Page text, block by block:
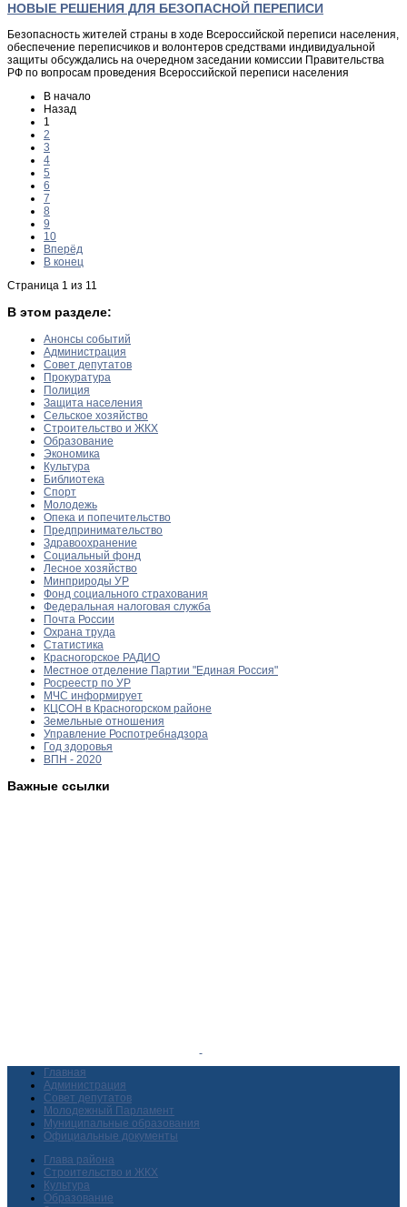
НОВЫЕ РЕШЕНИЯ ДЛЯ БЕЗОПАСНОЙ ПЕРЕПИСИ
Безопасность жителей страны в ходе Всероссийской переписи населения,
обеспечение переписчиков и волонтеров средствами индивидуальной
защиты обсуждались на очередном заседании комиссии Правительства
РФ по вопросам проведения Всероссийской переписи населения
В начало
Назад
1
2
3
4
5
6
7
8
9
10
Вперёд
В конец
Страница 1 из 11
В этом разделе:
Анонсы событий
Администрация
Совет депутатов
Прокуратура
Полиция
Защита населения
Сельское хозяйство
Строительство и ЖКХ
Образование
Экономика
Культура
Библиотека
Спорт
Молодежь
Опека и попечительство
Предпринимательство
Здравоохранение
Социальный фонд
Лесное хозяйство
Минприроды УР
Фонд социального страхования
Федеральная налоговая служба
Почта России
Охрана труда
Статистика
Красногорское РАДИО
Местное отделение Партии "Единая Россия"
Росреестр по УР
МЧС информирует
КЦСОН в Красногорском районе
Земельные отношения
Управление Роспотребнадзора
Год здоровья
ВПН - 2020
Важные ссылки
Главная
Администрация
Совет депутатов
Молодежный Парламент
Муниципальные образования
Официальные документы
Глава района
Строительство и ЖКХ
Культура
Образование